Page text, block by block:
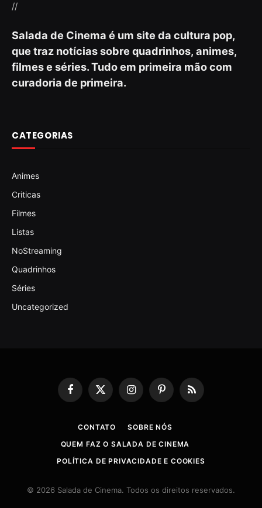
//
Salada de Cinema é um site da cultura pop,
que traz notícias sobre quadrinhos, animes,
filmes e séries. Tudo em primeira mão com
curadoria de primeira.
CATEGORIAS
Animes
Criticas
Filmes
Listas
NoStreaming
Quadrinhos
Séries
Uncategorized
Facebook
X
InstagramPinterestRSS
CONTATO
SOBRE NÓS
QUEM FAZ O SALADA DE CINEMA
POLÍTICA DE PRIVACIDADE E COOKIES
© 2026 Salada de Cinema. Todos os direitos reservados.